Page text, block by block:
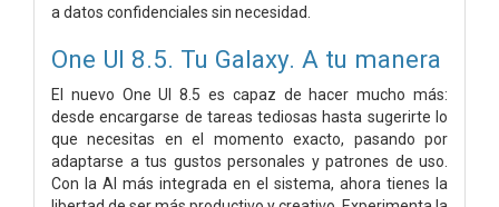
a datos confidenciales sin necesidad.
One UI 8.5. Tu Galaxy. A tu manera
El nuevo One UI 8.5 es capaz de hacer mucho más:
desde encargarse de tareas tediosas hasta sugerirte lo
que necesitas en el momento exacto, pasando por
adaptarse a tus gustos personales y patrones de uso.
Con la AI más integrada en el sistema, ahora tienes la